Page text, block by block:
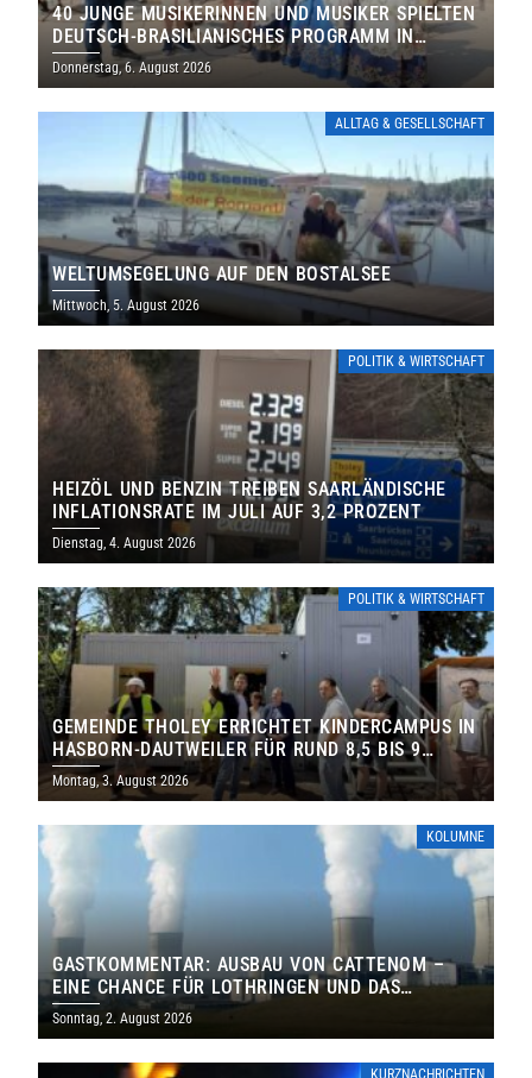
40 JUNGE MUSIKERINNEN UND MUSIKER SPIELTEN
DEUTSCH-BRASILIANISCHES PROGRAMM IN
THOLEY
Donnerstag, 6. August 2026
ALLTAG & GESELLSCHAFT
WELTUMSEGELUNG AUF DEN BOSTALSEE
Mittwoch, 5. August 2026
POLITIK & WIRTSCHAFT
HEIZÖL UND BENZIN TREIBEN SAARLÄNDISCHE
INFLATIONSRATE IM JULI AUF 3,2 PROZENT
Dienstag, 4. August 2026
POLITIK & WIRTSCHAFT
GEMEINDE THOLEY ERRICHTET KINDERCAMPUS IN
HASBORN-DAUTWEILER FÜR RUND 8,5 BIS 9
MILLIONEN EURO
Montag, 3. August 2026
KOLUMNE
GASTKOMMENTAR: AUSBAU VON CATTENOM –
EINE CHANCE FÜR LOTHRINGEN UND DAS
SAARLAND
Sonntag, 2. August 2026
KURZNACHRICHTEN